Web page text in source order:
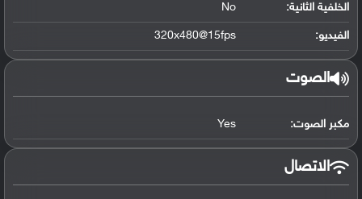
الخلفية الثانية: No
الفيديو: 320x480@15fps
الصوت
مكبر الصوت: Yes
الاتصال